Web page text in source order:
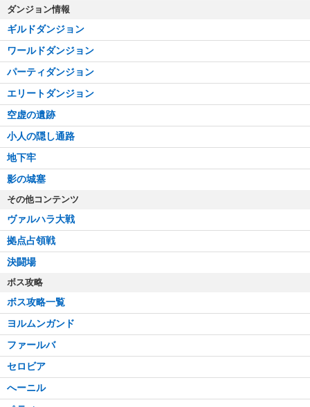
ダンジョン情報
ギルドダンジョン
ワールドダンジョン
パーティダンジョン
エリートダンジョン
空虚の遺跡
小人の隠し通路
地下牢
影の城塞
その他コンテンツ
ヴァルハラ大戦
拠点占領戦
決闘場
ボス攻略
ボス攻略一覧
ヨルムンガンド
ファールバ
セロビア
へーニル